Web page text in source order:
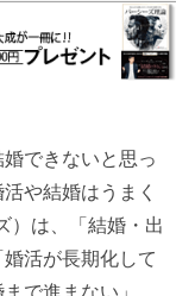
できないと思っ
や結婚はうまく
）は、「結婚・出
活が長期化して
で進まない」